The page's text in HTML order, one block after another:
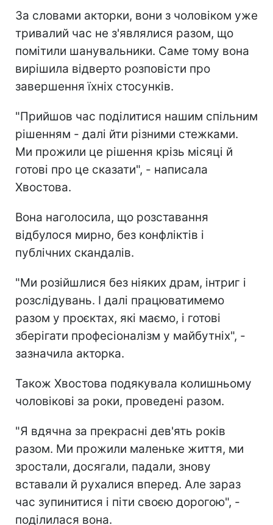
За словами акторки, вони з чоловіком уже
тривалий час не з'являлися разом, що
помітили шанувальники. Саме тому вона
вирішила відверто розповісти про
завершення їхніх стосунків.
"Прийшов час поділитися нашим спільним
рішенням - далі йти різними стежками.
Ми прожили це рішення крізь місяці й
готові про це сказати", - написала
Хвостова.
Вона наголосила, що розставання
відбулося мирно, без конфліктів і
публічних скандалів.
"Ми розійшлися без ніяких драм, інтриг і
розслідувань. І далі працюватимемо
разом у проєктах, які маємо, і готові
зберігати професіоналізм у майбутніх", -
зазначила акторка.
Також Хвостова подякувала колишньому
чоловікові за роки, проведені разом.
"Я вдячна за прекрасні дев'ять років
разом. Ми прожили маленьке життя, ми
зростали, досягали, падали, знову
вставали й рухалися вперед. Але зараз
час зупинитися і піти своєю дорогою", -
поділилася вона.